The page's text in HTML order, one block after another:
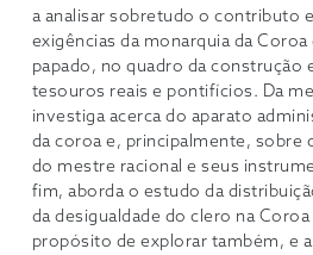
a analisar sobretudo o contributo
exigências da monarquia da
papado, no quadro da construção
tesouros reais e pontifícios. Da
investiga acerca do aparato
da coroa e, principalmente, sobre
do mestre racional e seus
fim, aborda o estudo da
da desigualdade do clero na
propósito de explorar também, e